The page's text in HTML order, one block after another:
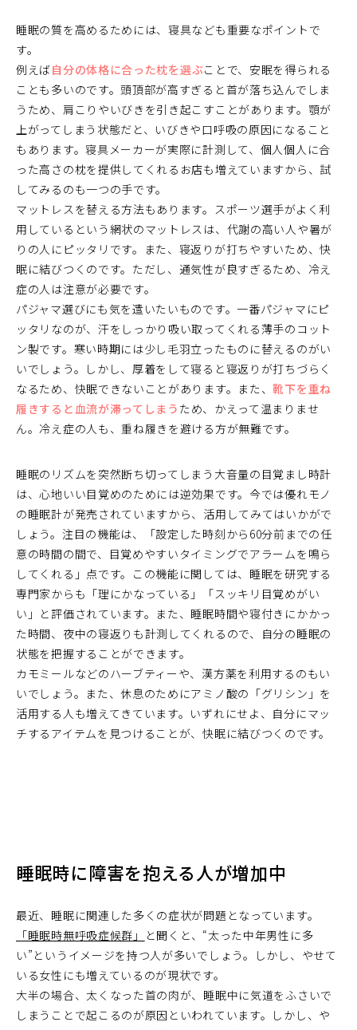
睡眠の質を高めるためには、寝具なども重要なポイントで
す。
例えば自分の体格に合った枕を選ぶことで、安眠を得られる
ことも多いのです。頭頂部が高すぎると首が落ち込んでしま
うため、肩こりやいびきを引き起こすことがあります。顎が
上がってしまう状態だと、いびきや口呼吸の原因になること
もあります。寝具メーカーが実際に計測して、個人個人に合
った高さの枕を提供してくれるお店も増えていますから、試
してみるのも一つの手です。
マットレスを替える方法もあります。スポーツ選手がよく利
用しているという網状のマットレスは、代謝の高い人や暑が
りの人にピッタリです。また、寝返りが打ちやすいため、快
眠に結びつくのです。ただし、通気性が良すぎるため、冷え
症の人は注意が必要です。
パジャマ選びにも気を遣いたいものです。一番パジャマにピ
ッタリなのが、汗をしっかり吸い取ってくれる薄手のコット
ン製です。寒い時期には少し毛羽立ったものに替えるのがい
いでしょう。しかし、厚着をして寝ると寝返りが打ちづらく
なるため、快眠できないことがあります。また、靴下を重ね
履きすると血流が滞ってしまう ため、かえって温まりませ
ん。冷え症の人も、重ね履きを避ける方が無難です。
睡眠のリズムを突然断ち切ってしまう大音量の目覚まし時計
は、心地いい目覚めのためには逆効果です。今では優れモノ
の睡眠計が発売されていますから、活用してみてはいかがで
しょう。注目の機能は、「設定した時刻から60分前までの任
意の時間の間で、目覚めやすいタイミングでアラームを鳴ら
してくれる」点です。この機能に関しては、睡眠を研究する
専門家からも「理にかなっている」「スッキリ目覚めがい
い」と評価されています。また、睡眠時間や寝付きにかかっ
た時間、夜中の寝返りも計測してくれるので、自分の睡眠の
状態を把握することができます。
カモミールなどのハーブティーや、漢方薬を利用するのもい
いでしょう。また、休息のためにアミノ酸の「グリシン」を
活用する人も増えてきています。いずれにせよ、自分にマッ
チするアイテムを見つけることが、快眠に結びつくのです。
睡眠時に障害を抱える人が増加中
最近、睡眠に関連した多くの症状が問題となっています。
「睡眠時無呼吸症候群」
と聞くと、“太った中年男性に多
い”というイメージを持つ人が多いでしょう。しかし、やせて
いる女性にも増えているのが現状です。
大半の場合、太くなった首の肉が、睡眠中に気道をふさいで
しまうことで起こるのが原因といわれています。しかし、や